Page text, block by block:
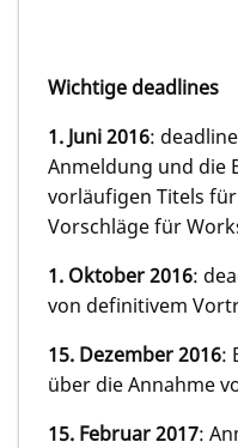
Wichtige deadlines
1. Juni2016:
Anmeldung und die
vorläufigen Titels
Vorschläge für
1. Oktober 2016:
von definitivem
15. Dezember 2016:
über die Annahme
15. Februar 2017: